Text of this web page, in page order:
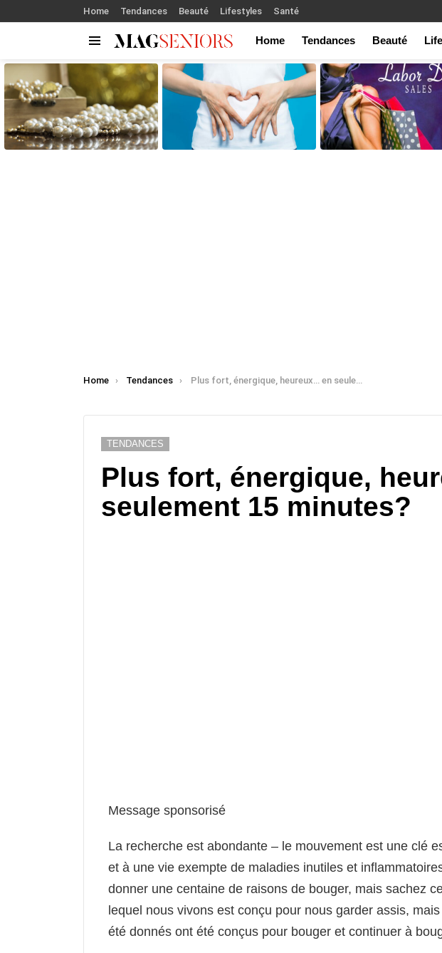
Home Tendances Beauté Lifestyles Santé
Home Tendances Beauté
STORIES
You are here:
Home Tendances Plus fort, énergique, heureux… en seulement 15 minutes?
TENDANCES
Plus fort, énergique,
seulement 15 minutes?
Message sponsorisé
La recherche est abondante – le mouvement est une clé
et à une vie exempte de maladies inutiles et
donner une centaine de raisons de bouger, mais sachez
lequel nous vivons est conçu pour nous garder assis,
été donnés ont été conçus pour bouger et continuer à